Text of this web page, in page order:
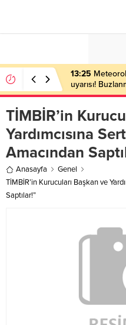
13:25
uyarısı!
TİMBİR’in
Yardımcısına
Amacından
Anasayfa
Genel
TİMBİR’in Kurucuları Başkan ve
Saptılar!”